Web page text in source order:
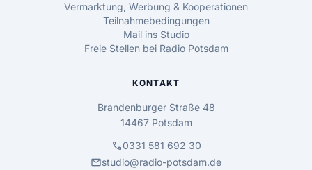
Vermarktung, Werbung & Kooperationen
Teilnahmebedingungen
Mail ins Studio
Freie Stellen bei Radio Potsdam
KONTAKT
Brandenburger Straße 48
14467 Potsdam
call0331 581 692 30
mailstudio@radio-potsdam.de